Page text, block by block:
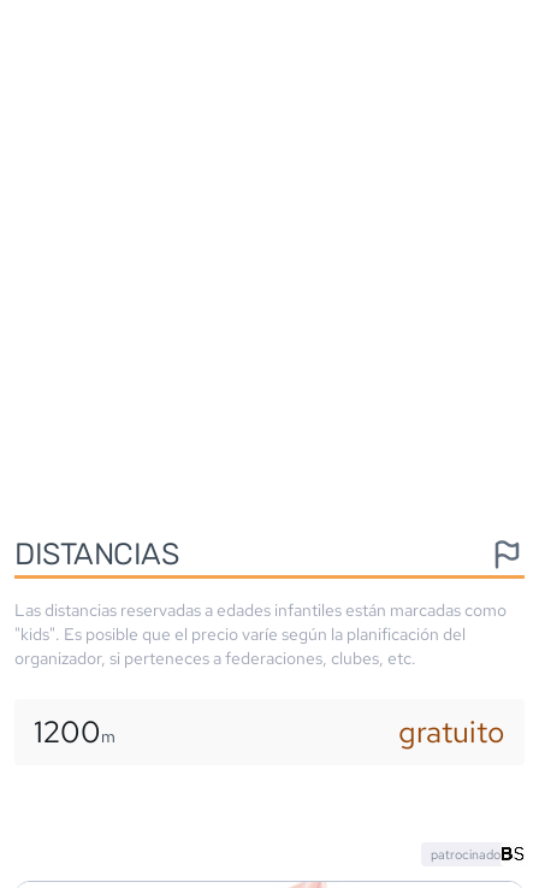
DISTANCIAS
Las distancias reservadas a edades infantiles están marcadas como
"kids". Es posible que el precio varíe según la planificación del
organizador, si perteneces a federaciones, clubes, etc.
1200m gratuito
patrocinado